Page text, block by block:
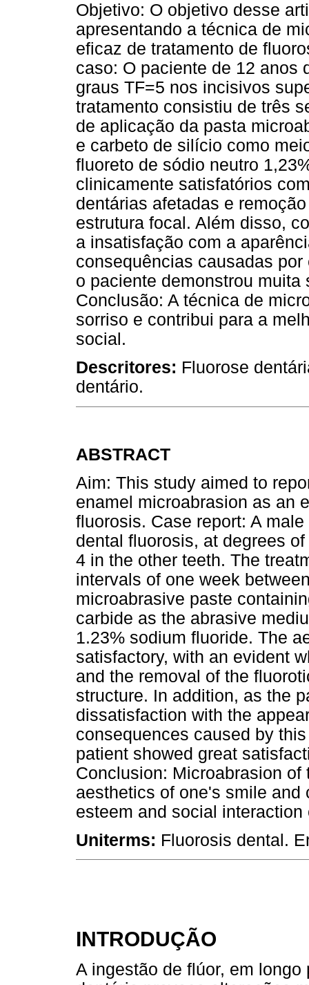
Objetivo: O objetivo desse
apresentando a técnica de
eficaz de tratamento de
caso: O paciente de 12 anos
graus TF=5 nos incisivos
tratamento consistiu de três
de aplicação da pasta
e carbeto de silício como
fluoreto de sódio neutro
clinicamente satisfatórios
dentárias afetadas e
estrutura focal. Além disso,
a insatisfação com a
consequências causadas
o paciente demonstrou
Conclusão: A técnica de
sorriso e contribui para a
social.
Descritores: Fluorose
dentário.
ABSTRACT
Aim: This study aimed to
enamel microabrasion as an
fluorosis. Case report: A
dental fluorosis, at degrees
4 in the other teeth. The
intervals of one week
microabrasive paste
carbide as the abrasive
1.23% sodium fluoride. The
satisfactory, with an evident
and the removal of the
structure. In addition, as the
dissatisfaction with the
consequences caused by
patient showed great
Conclusion: Microabrasion
aesthetics of one's smile
esteem and social interaction
Uniterms: Fluorosis dental.
INTRODUÇÃO
A ingestão de flúor, em